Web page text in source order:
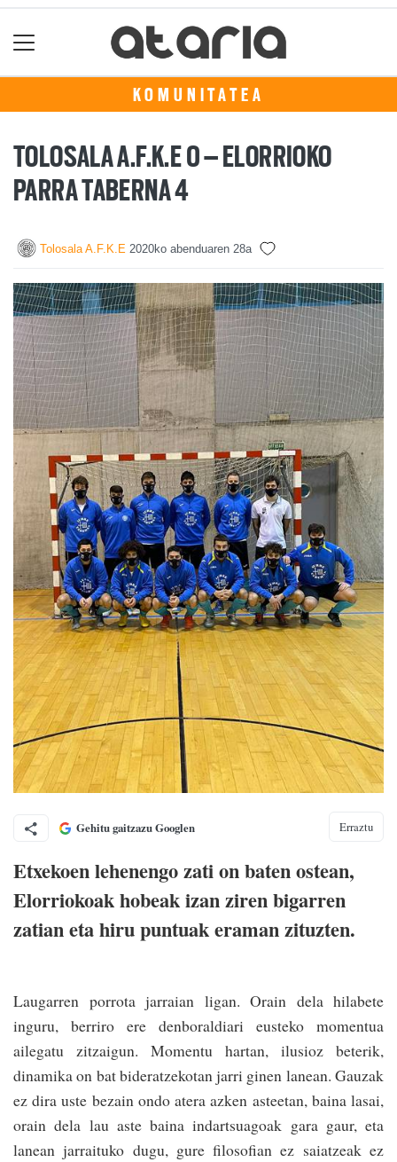
KOMUNITATEA
TOLOSALA A.F.K.E 0 – ELORRIOKO
PARRA TABERNA 4
Tolosala A.F.K.E 2020ko abenduaren 28a
Gehitu gaitzazu Googlen Erraztu
Etxekoen lehenengo zati on baten ostean,
Elorriokoak hobeak izan ziren bigarren
zatian eta hiru puntuak eraman zituzten.
Laugarren porrota jarraian ligan. Orain dela hilabete
inguru, berriro ere denboraldiari eusteko momentua
ailegatu zitzaigun. Momentu hartan, ilusioz beterik,
dinamika on bat bideratzekotan jarri ginen lanean. Gauzak
ez dira uste bezain ondo atera azken asteetan, baina lasai,
orain dela lau aste baina indartsuagoak gara gaur, eta
lanean jarraituko dugu, gure filosofian ez saiatzeak ez